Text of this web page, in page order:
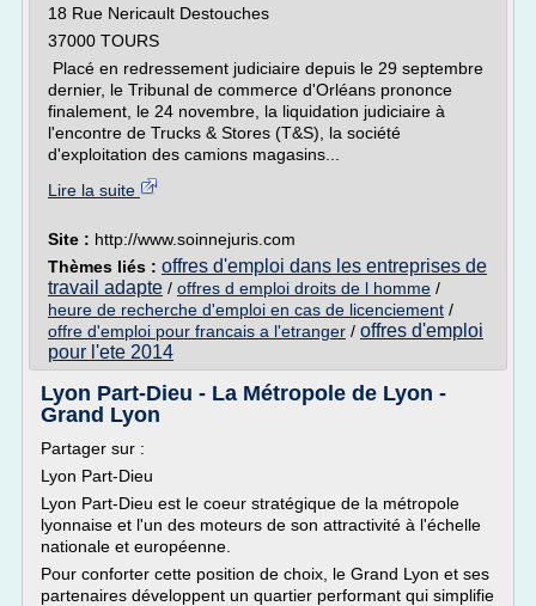
18 Rue Nericault Destouches
37000 TOURS
Placé en redressement judiciaire depuis le 29 septembre
dernier, le Tribunal de commerce d'Orléans prononce
finalement, le 24 novembre, la liquidation judiciaire à
l'encontre de Trucks & Stores (T&S), la société
d'exploitation des camions magasins...
Lire la suite
Site : http://www.soinnejuris.com
Thèmes liés : offres d'emploi dans les entreprises de
travail adapte / offres d emploi droits de l homme /
heure de recherche d'emploi en cas de licenciement /
offre d'emploi pour francais a l'etranger / offres d'emploi
pour l'ete 2014
Lyon Part-Dieu - La Métropole de Lyon -
Grand Lyon
Partager sur :
Lyon Part-Dieu
Lyon Part-Dieu est le coeur stratégique de la métropole
lyonnaise et l'un des moteurs de son attractivité à l'échelle
nationale et européenne.
Pour conforter cette position de choix, le Grand Lyon et ses
partenaires développent un quartier performant qui simplifie